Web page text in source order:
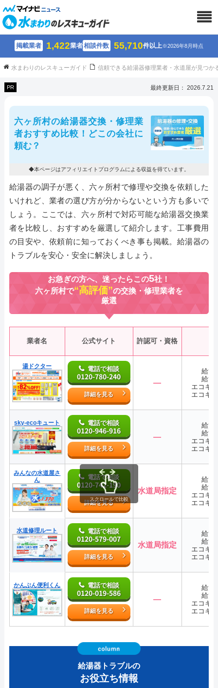
掲載業者 1,422業者相談件数 55,710件以上※2026年8月時点
水まわりのレスキューガイド 信頼できる給湯器修理業者・水道屋が見つか
PR 最終更新日： 2026.7.21
六ヶ所村の給湯器交換・修理業
者おすすめ比較！どこの会社に
頼む？
◆本ページはアフィリエイトプログラムによる収益を得ています。
給湯器の調子が悪く、六ヶ所村で修理や交換を依頼した
いけれど、業者の選び方が分からないという方も多いで
しょう。ここでは、六ヶ所村で対応可能な給湯器交換業
者を比較し、おすすめを厳選して紹介します。工事費用
の目安や、依頼前に知っておくべき事も掲載。給湯器の
トラブルを安心・安全に解決しましょう。
お急ぎの方へ、迷ったらこの5社！
六ヶ所村で“高評価”の交換・修理業者を
厳選
業者名 公式サイト 許認可・資格
湯ドクター 電話で相談
0120-780-240
詳細を見る
―
給湯
給湯
エコキ
エコキ
sky-ecoキュート 電話で相談
0120-946-916
詳細を見る
―
給湯
給湯
エコキ
エコキ
みんなの水道屋さ
ん
電話で相談
0120-742-190
詳細を見る
水道局指定
給湯
給湯
エコキ
エコキ
水道修理ルート 電話で相談
0120-579-007
詳細を見る
水道局指定
給湯
給湯
エコキ
エコキ
かんぶん便利くん 電話で相談
0120-019-586
詳細を見る
―
給湯
給湯
エコキ
エコキ
スクロールで比較
給湯器トラブルの
お役立ち情報